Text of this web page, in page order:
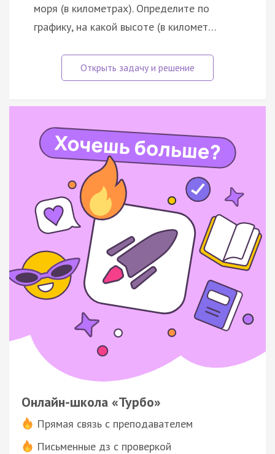
моря (в километрах). Определите по
графику, на какой высоте (в километ…
Онлайн-школа «Турбо»
Прямая связь с преподавателем
Письменные дз с проверкой